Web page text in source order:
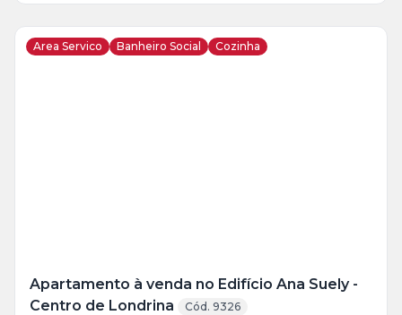
Area Servico Banheiro Social Cozinha
Apartamento à venda no Edifício Ana Suely -
Centro de Londrina
Cód. 9326